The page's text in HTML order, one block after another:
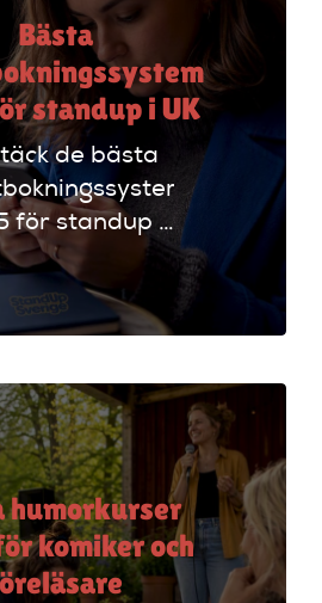
Bästa
standup i UK
de bästa
för standup i
Jämför
som
och
alternativ!
humorkurser
komiker och